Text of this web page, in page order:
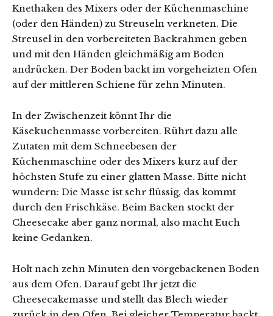
Knethaken des Mixers oder der Küchenmaschine
(oder den Händen) zu Streuseln verkneten. Die
Streusel in den vorbereiteten Backrahmen geben
und mit den Händen gleichmäßig am Boden
andrücken. Der Boden backt im vorgeheizten Ofen
auf der mittleren Schiene für zehn Minuten.
In der Zwischenzeit könnt Ihr die
Käsekuchenmasse vorbereiten. Rührt dazu alle
Zutaten mit dem Schneebesen der
Küchenmaschine oder des Mixers kurz auf der
höchsten Stufe zu einer glatten Masse. Bitte nicht
wundern: Die Masse ist sehr flüssig, das kommt
durch den Frischkäse. Beim Backen stockt der
Cheesecake aber ganz normal, also macht Euch
keine Gedanken.
Holt nach zehn Minuten den vorgebackenen Boden
aus dem Ofen. Darauf gebt Ihr jetzt die
Cheesecakemasse und stellt das Blech wieder